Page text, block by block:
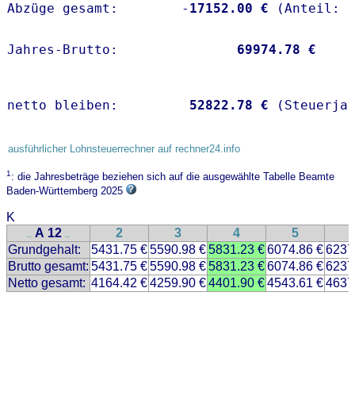
Abzüge gesamt:        - 17152.00 €
Jahres-Brutto: 69974.78 €
netto bleiben: 52822.78 €
ausführlicher Lohnsteuerrechner auf rechner24.info
1: die Jahresbeträge beziehen sich auf die ausgewählte Tabelle Beamte
Baden-Württemberg 2025
K
.. A 12 .. 2 3 4 5
Grundgehalt:
5431.75 €5590.98 €5831.23 €6074.86 €
Brutto gesamt: 5431.75 €5590.98 €5831.23 €6074.86 €
Netto gesamt: 4164.42 €4259.90 €4401.90 €4543.61 €